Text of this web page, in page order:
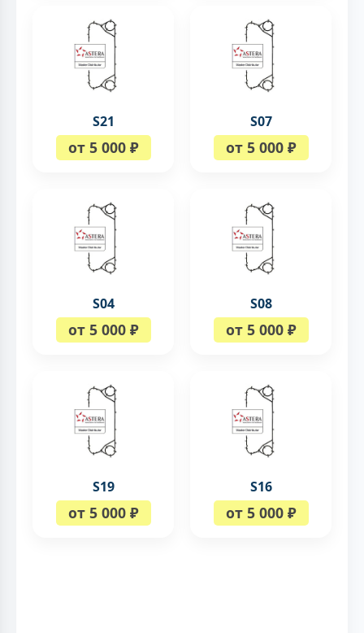
S21
от 5 000 ₽
S07
от 5 000 ₽
S04
от 5 000 ₽
S08
от 5 000 ₽
S19
от 5 000 ₽
S16
от 5 000 ₽